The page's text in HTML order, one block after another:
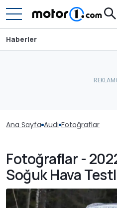
Haberler
Ana Sayfa Audi Fotoğraflar
Fotoğraflar -
Soğuk Hava